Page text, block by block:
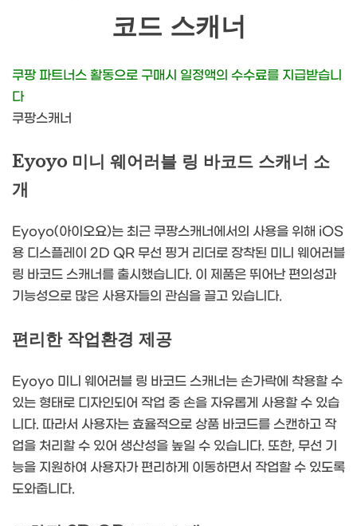
코드 스캐너
쿠팡 파트너스 활동으로 구매시 일정액의 수수료를 지급받습니
다
쿠팡스캐너
Eyoyo 미니 웨어러블 링 바코드 스캐너 소
개
Eyoyo(아이오요)는 최근 쿠팡스캐너에서의 사용을 위해 iOS
용 디스플레이 2D QR 무선 핑거 리더로 장착된 미니 웨어러블
링 바코드 스캐너를 출시했습니다. 이 제품은 뛰어난 편의성과
기능성으로 많은 사용자들의 관심을 끌고 있습니다.
편리한 작업환경 제공
Eyoyo 미니 웨어러블 링 바코드 스캐너는 손가락에 착용할 수
있는 형태로 디자인되어 작업 중 손을 자유롭게 사용할 수 있습
니다. 따라서 사용자는 효율적으로 상품 바코드를 스캔하고 작
업을 처리할 수 있어 생산성을 높일 수 있습니다. 또한, 무선 기
능을 지원하여 사용자가 편리하게 이동하면서 작업할 수 있도록
도와줍니다.